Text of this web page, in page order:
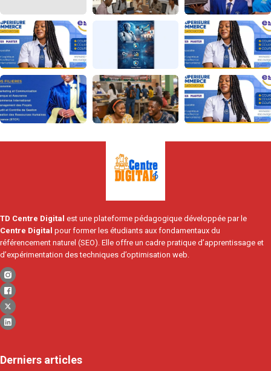
TD Centre Digital est une plateforme pédagogique développée par le
Centre Digital pour former les étudiants aux fondamentaux du
référencement naturel (SEO). Elle offre un cadre pratique d’apprentissage et
d’expérimentation des techniques d’optimisation web.
Derniers articles